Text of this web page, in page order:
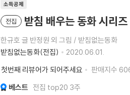
소득공제
전집 받침 배우는 동화 시리
한규호 글 반정원 외 그림 / 받침없는동화
받침없는동화(전집)
2020.06.01.
첫번째 리뷰어가 되어주세요
판매지수
베스트 전집 top20 3주